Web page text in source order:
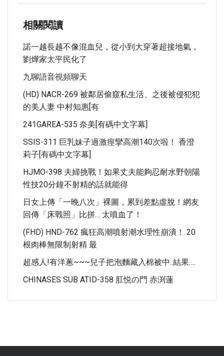
相關閱讀
諾一越長越不像混血兒，從小到大穿著超接地氣，
劉燁家太平民化了
九聊語音視頻聊天
(HD) NACR-269 被鄰居偷窺私生活、之後被侵犯犯
的美人妻 中村知惠[有
241GAREA-535 奈美[有碼中文字幕]
SSIS-311 巨乳妹子過激痙攣高潮140次啦！ 香澄
莉子[有碼中文字幕]
HJMO-398 夫婦挑戰！如果丈夫能夠忍耐水野朝陽
性技20分鐘不射精的話就能得
日女上傳「一晚八次」裸圖，累到差點虛脫！網友
回傳「床戰照」比拼… 太噴血了！
(FHD) HND-762 瘋狂高潮噴射潮水理性崩潰！ 20
根肉棒無限制射精 最
超感人!有洋蔥~~~兒子把泡麵藏入棉被中..結果….
CHINASES SUB ATID-358 肛悦の門 赤渕蓮